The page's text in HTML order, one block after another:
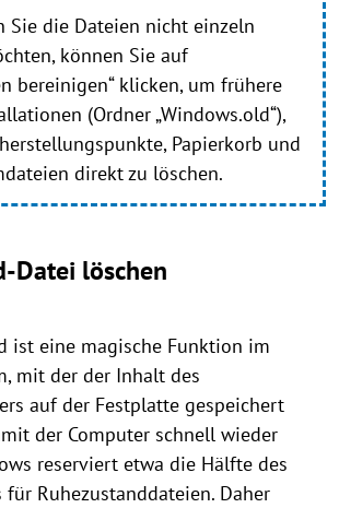
Sie die Dateien nicht einzeln
können Sie auf
bereinigen“ klicken, um frühere
(Ordner „Windows.old“),
Papierkorb und
direkt zu löschen.
Datei löschen
ist eine magische Funktion im
mit der der Inhalt des
auf der Festplatte gespeichert
der Computer schnell wieder
reserviert etwa die Hälfte des
Ruhezustanddateien. Daher